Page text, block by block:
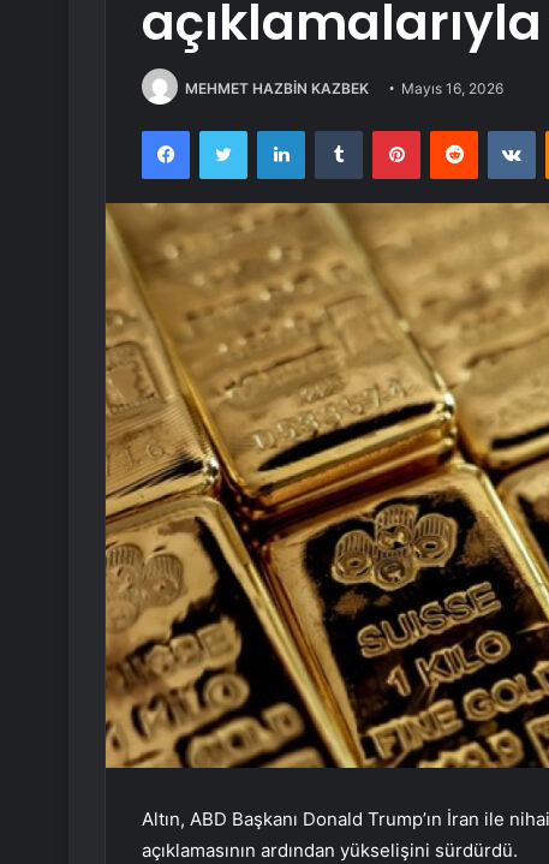
MEHMET HAZBİN KAZBEK Mayıs 16, 2026
FacebookTwitter LinkedInTumblr PinterestReddit
Altın, ABD Başkanı Donald Trump’ın İran ile
açıklamasının ardından yükselişini sürdürdü.